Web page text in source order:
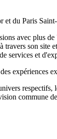
du Paris
avec plus
son site
services et
expériences
respectifs,
commune